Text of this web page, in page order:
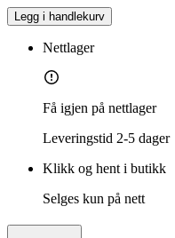
Legg i handlekurv
Nettlager
Få igjen på nettlager
Leveringstid 2-5 dager
Klikk og hent i butikk
Selges kun på nett